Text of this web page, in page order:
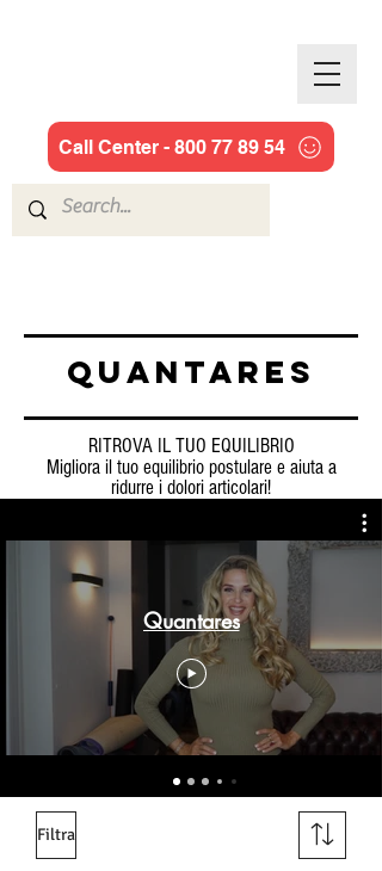
Call Center - 800 77 89 54
QUANTARES
RITROVA IL TUO EQUILIBRIO
Migliora il tuo equilibrio postularee aiuta a
ridurre i dolori articolari!
Quantares
Filtra